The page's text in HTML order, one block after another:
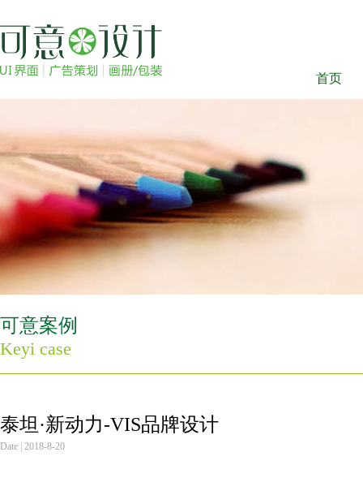
首页
可意案例
Keyi case
泰坦·新动力-VIS品牌设计
Date | 2018-8-20